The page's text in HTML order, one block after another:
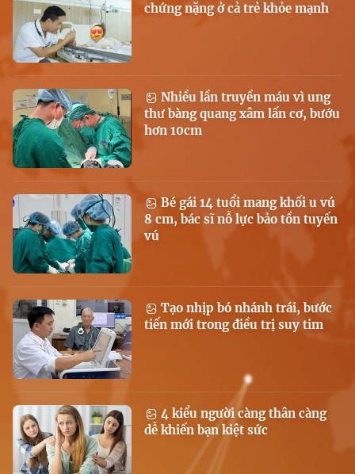
chứng nặng ở cả trẻ khỏe mạnh
Nhiều lần truyền máu vì ung
thư bàng quang xâm lấn cơ, bướu
hơn 10cm
Bé gái 14 tuổi mang khối u vú
8 cm, bác sĩ nỗ lực bảo tồn tuyến
vú
Tạo nhịp bó nhánh trái, bước
tiến mới trong điều trị suy tim
4 kiểu người càng thân càng
dễ khiến bạn kiệt sức